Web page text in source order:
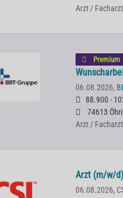
Arzt /
Premium
06.08.2026,
88.900 -
74613
Arzt /
Arzt (m/w/
06.08.2026,